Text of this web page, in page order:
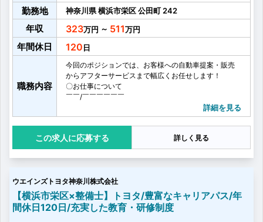
勤務地 神奈川県横浜市栄区公田町 242
年収 323 ～ 511
年間休日 120
職務内容
今回のポジションでは、お客様への自動車提案・販売
からアフターサービスまで幅広くお任せします！
〇お仕事について
￣￣/￣￣￣￣￣￣
…ご予算や、好み、購入背景、使用シーンなど
お客様の要望やニーズを丁寧にヒアリング。
【販売】
…ヒアリングした情報をもとに、新車・中古車問わず一
人ひとりのニーズに寄り添う商品をご提案。
…車体の販売を通じて自動車保険やオプションなど付随
商品なども併せてご案内いたします。
ご提案から購入後の整備や点検といったアフターサー
ビスまで一貫して担うことができます。
詳細を見る
応募する 詳しく見る
ウエインズトヨタ神奈川株式会社
【横浜市栄区×整備士】トヨタ/豊富なキャリアパス/年
間休日120日/充実した教育・研修制度